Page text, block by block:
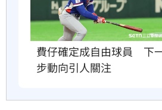
費仔確定成自由球員　下
步動向引人關注